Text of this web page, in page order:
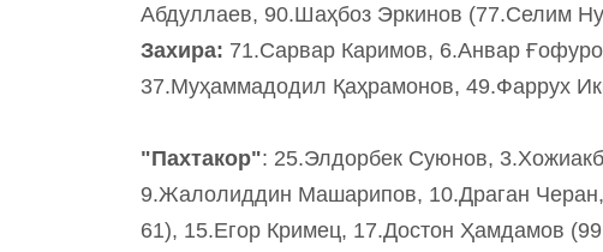
Абдуллаев, 90.Шаҳбоз Эркинов (77.Селим
Захира: 71.Сарвар Каримов, 6.Анвар
37.Муҳаммадодил Қаҳрамонов, 49.Фаррух
"Пахтакор": 25.Элдорбек Суюнов,
9.Жалолиддин Машарипов, 10.Драган
61), 15.Егор Кримец, 17.Достон Ҳамдамов